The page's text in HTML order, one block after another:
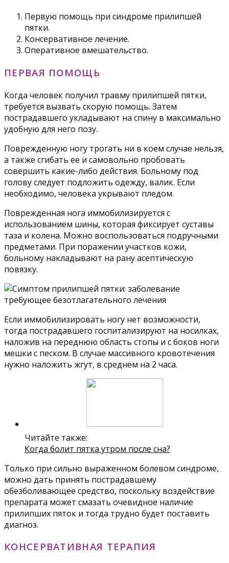
Первую помощь при синдроме прилипшей
пятки.
Консервативное лечение.
Оперативное вмешательство.
ПЕРВАЯ ПОМОЩЬ
Когда человек получил травму прилипшей пятки,
требуется вызвать скорую помощь. Затем
пострадавшего укладывают на спину в максимально
удобную для него позу.
Поврежденную ногу трогать ни в коем случае нельзя,
а также сгибать ее и самовольно пробовать
совершить какие-либо действия. Больному под
голову следует подложить одежду, валик. Если
необходимо, человека укрывают пледом.
Поврежденная нога иммобилизируется с
использованием шины, которая фиксирует суставы
таза и колена. Можно воспользоваться подручными
предметами. При поражении участков кожи,
больному накладывают на рану асептическую
повязку.
Если иммобилизировать ногу нет возможности,
тогда пострадавшего госпитализируют на носилках,
наложив на переднюю область стопы и с боков ноги
мешки с песком. В случае массивного кровотечения
нужно наложить жгут, в среднем на 2 часа.
Читайте также:
Когда болит пятка утром после сна?
Только при сильно выраженном болевом синдроме,
можно дать принять пострадавшему
обезболивающее средство, поскольку воздействие
препарата может смазать очевидное наличие
прилипших пяток и тогда трудно будет поставить
диагноз.
КОНСЕРВАТИВНАЯ ТЕРАПИЯ